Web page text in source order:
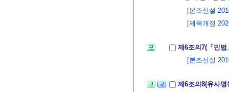
[본조신설
[제목개정
제6조의7(「민
[본조신설
제6조의8(유사